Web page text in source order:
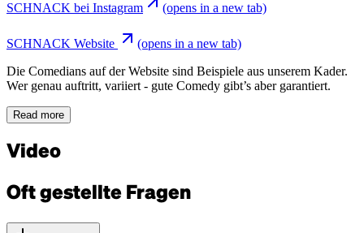
SCHNACK bei Instagram (opens in a new tab)
SCHNACK Website
(opens in a new tab)
Die Comedians auf der Website sind Beispiele aus unserem Kader.
Wer genau auftritt, variiert - gute Comedy gibt’s aber garantiert.
Read more
Video
Oft gestellte Fragen